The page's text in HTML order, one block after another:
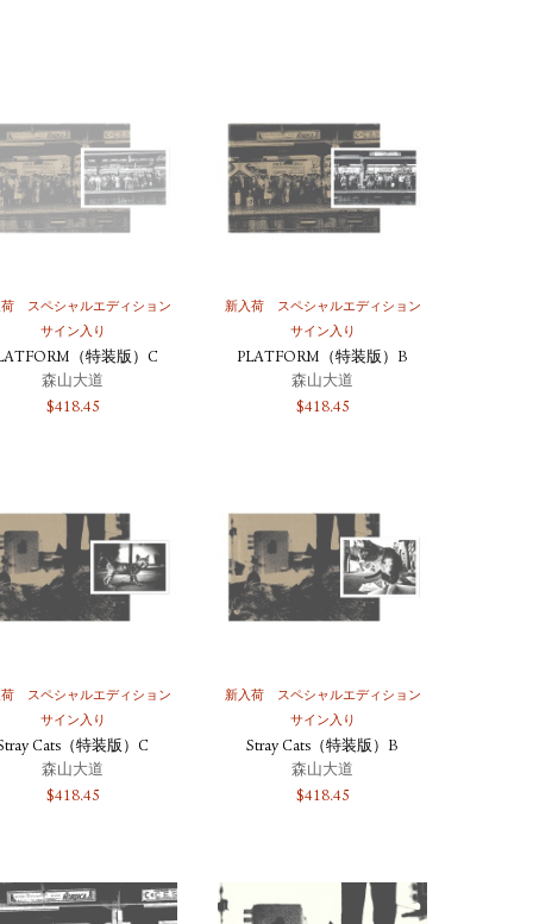
スペシャルエディション
サイン入り
（特装版）C
森山大道
$418.45
新入荷
スペシャルエディション
サイン入り
PLATFORM（特装版）B
森山大道
$418.45
スペシャルエディション
サイン入り
Cats（特装版）C
森山大道
$418.45
新入荷
スペシャルエディション
サイン入り
Stray Cats（特装版）B
森山大道
$418.45